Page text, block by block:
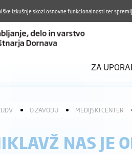
Aktualno
ZA
O ZAVODU MEDIJSKI CENTER
NAS JE
izkušnje skozi osnovne funkcionalnosti ter